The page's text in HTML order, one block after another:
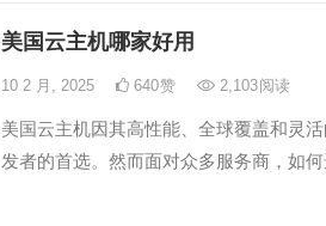
美国云主机哪家好用
10 2 月, 2025 640赞 2,103阅读
美国云主机因其高性能、全球覆盖和灵
发者的首选。然而面对众多服务商，如